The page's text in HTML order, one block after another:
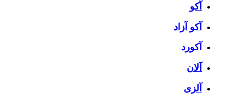
آکو
آکو آزاد
آکورد
آلان
آلزی